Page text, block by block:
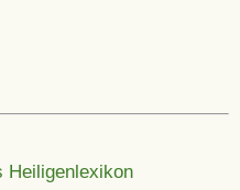
Heiligenlexikon